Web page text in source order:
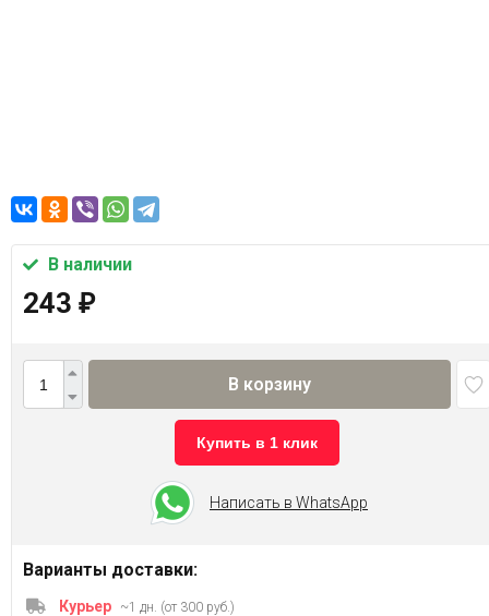
В наличии
243 ₽
В корзину
Купить в 1 клик
Написать в WhatsApp
Варианты доставки:
Курьер ~1 дн. (от 300 руб.)